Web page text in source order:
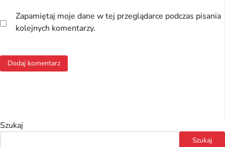
Zapamiętaj moje dane w tej przeglądarce podczas pisania
kolejnych komentarzy.
Szukaj
Szukaj